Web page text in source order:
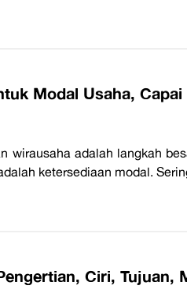
Modal Usaha,
wirausaha adalah langkah
ketersediaan modal.
Ciri, Tujuan,